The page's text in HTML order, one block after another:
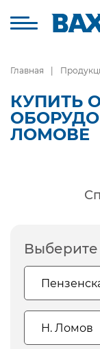
Главная
КУПИТЬ
ЛОМОВЕ